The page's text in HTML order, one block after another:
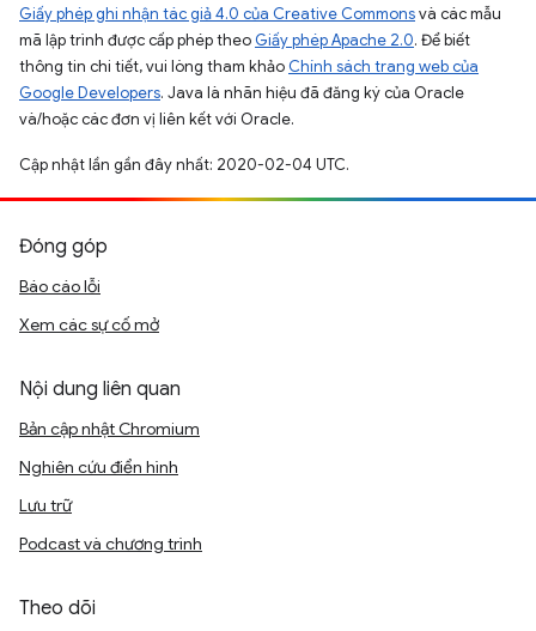
Giấy phép ghi nhận tác giả 4.0 của Creative Commonsvà các mẫu
mã lập trình được cấp phép theo Giấy phép Apache 2.0. Để biết
thông tin chi tiết, vui lòng tham khảo Chính sách trang web của
Google Developers. Java là nhãn hiệu đã đăng ký của Oracle
và/hoặc các đơn vị liên kết với Oracle.
Cập nhật lần gần đây nhất: 2020-02-04 UTC.
Đóng góp
Báo cáo lỗi
Xem các sự cố mở
Nội dung liên quan
Bản cập nhật Chromium
Nghiên cứu điển hình
Lưu trữ
Podcast và chương trình
Theo dõi